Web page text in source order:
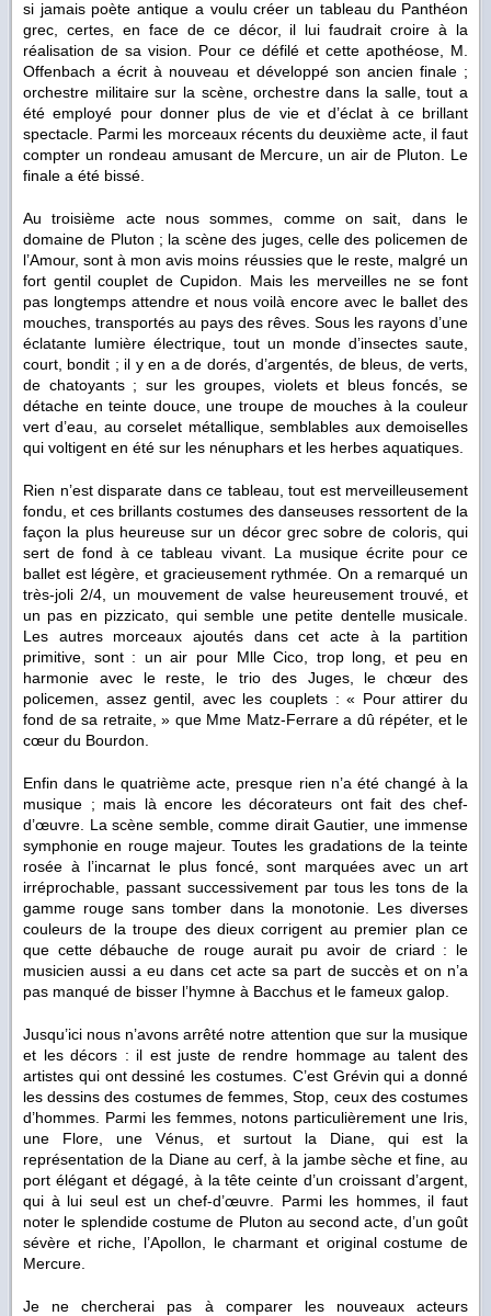
si jamais poète antique a voulu créer un tableau du Panthéon
grec, certes, en face de ce décor, il lui faudrait croire à la
réalisation de sa vision. Pour ce défilé et cette apothéose, M.
Offenbach a écrit à nouveau et développé son ancien finale ;
orchestre militaire sur la scène, orchestre dans la salle, tout a
été employé pour donner plus de vie et d’éclat à ce brillant
spectacle. Parmi les morceaux récents du deuxième acte, il faut
compter un rondeau amusant de Mercure, un air de Pluton. Le
finale a été bissé.
Au troisième acte nous sommes, comme on sait, dans le
domaine de Pluton ; la scène des juges, celle des policemen de
l’Amour, sont à mon avis moins réussies que le reste, malgré un
fort gentil couplet de Cupidon. Mais les merveilles ne se font
pas longtemps attendre et nous voilà encore avec le ballet des
mouches, transportés au pays des rêves. Sous les rayons d’une
éclatante lumière électrique, tout un monde d’insectes saute,
court, bondit ; il y en a de dorés, d’argentés, de bleus, de verts,
de chatoyants ; sur les groupes, violets et bleus foncés, se
détache en teinte douce, une troupe de mouches à la couleur
vert d’eau, au corselet métallique, semblables aux demoiselles
qui voltigent en été sur les nénuphars et les herbes aquatiques.
Rien n’est disparate dans ce tableau, tout est merveilleusement
fondu, et ces brillants costumes des danseuses ressortent de la
façon la plus heureuse sur un décor grec sobre de coloris, qui
sert de fond à ce tableau vivant. La musique écrite pour ce
ballet est légère, et gracieusement rythmée. On a remarqué un
très-joli 2/4, un mouvement de valse heureusement trouvé, et
un pas en pizzicato, qui semble une petite dentelle musicale.
Les autres morceaux ajoutés dans cet acte à la partition
primitive, sont : un air pour Mlle Cico, trop long, et peu en
harmonie avec le reste, le trio des Juges, le chœur des
policemen, assez gentil, avec les couplets : « Pour attirer du
fond de sa retraite, » que Mme Matz-Ferrare a dû répéter, et le
cœur du Bourdon.
Enfin dans le quatrième acte, presque rien n’a été changé à la
musique ; mais là encore les décorateurs ont fait des chef-
d’œuvre. La scène semble, comme dirait Gautier, une immense
symphonie en rouge majeur. Toutes les gradations de la teinte
rosée à l’incarnat le plus foncé, sont marquées avec un art
irréprochable, passant successivement par tous les tons de la
gamme rouge sans tomber dans la monotonie. Les diverses
couleurs de la troupe des dieux corrigent au premier plan ce
que cette débauche de rouge aurait pu avoir de criard : le
musicien aussi a eu dans cet acte sa part de succès et on n’a
pas manqué de bisser l’hymne à Bacchus et le fameux galop.
Jusqu’ici nous n’avons arrêté notre attention que sur la musique
et les décors : il est juste de rendre hommage au talent des
artistes qui ont dessiné les costumes. C’est Grévin qui a donné
les dessins des costumes de femmes, Stop, ceux des costumes
d’hommes. Parmi les femmes, notons particulièrement une Iris,
une Flore, une Vénus, et surtout la Diane, qui est la
représentation de la Diane au cerf, à la jambe sèche et fine, au
port élégant et dégagé, à la tête ceinte d’un croissant d’argent,
qui à lui seul est un chef-d’œuvre. Parmi les hommes, il faut
noter le splendide costume de Pluton au second acte, d’un goût
sévère et riche, l’Apollon, le charmant et original costume de
Mercure.
Je ne chercherai pas à comparer les nouveaux acteurs